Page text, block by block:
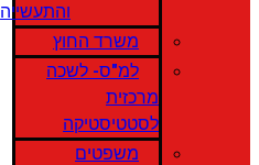
והתעשייה
משרד החוץ
למ"ס- לשכה
מרכזית
לסטטיסטיקה
משפטים